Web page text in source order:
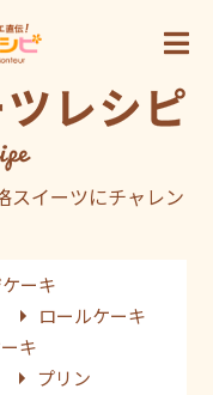
スイーツにチャレン
ーキ
ロールケーキ
キ
プリン